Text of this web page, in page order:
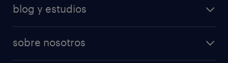
blog y estudios
sobre nosotros